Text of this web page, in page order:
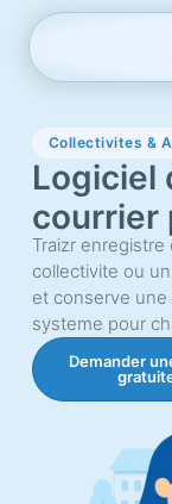
Collectivites &
Logiciel
courrier
Traizr
collectivite ou
et conserve
systeme pour
Demander